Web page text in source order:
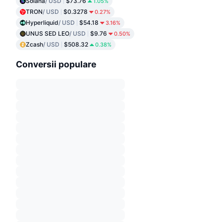
TRON/ USD $0.3278 0.27%
Hyperliquid/ USD $54.18 3.16%
UNUS SED LEO/ USD $9.76 0.50%
Zcash/ USD $508.32 0.38%
Conversii populare